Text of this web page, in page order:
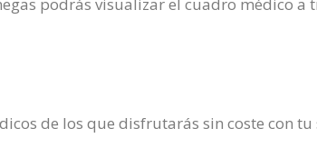
de los que disfrutarás sin coste con